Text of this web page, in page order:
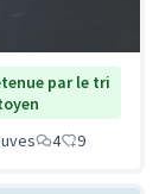
par le tri
4 9